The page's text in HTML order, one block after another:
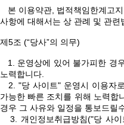
본 이용약관, 법적책임한계고
사항에 대해서는 상 관례 및 관
제5조 (“당사”의 의무)
1. 운영상에 있어 불가피한 경
노력합니다.
2. "당 사이트" 운영시 이용자
가능한 빠른 조치를 위해 노력합
경우 그 사유와 일정을 통보드릴
3. 개인정보취급방침("당 사이